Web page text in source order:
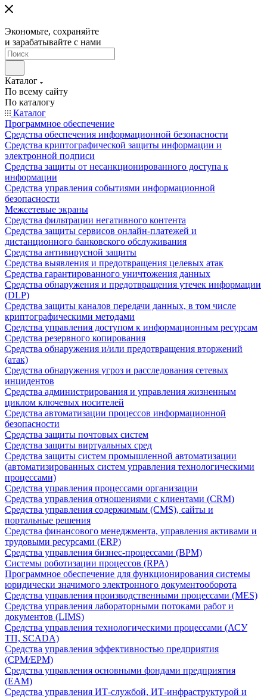
Экономьте, сохраняйте
и зарабатывайте с нами
Каталог
По всему сайту
По каталогу
Каталог
Программное обеспечение
Средства обеспечения информационной безопасности
Средства криптографической защиты информации и
электронной подписи
Средства защиты от несанкционированного доступа к
информации
Средства управления событиями информационной
безопасности
Межсетевые экраны
Средства фильтрации негативного контента
Средства защиты сервисов онлайн-платежей и
дистанционного банковского обслуживания
Средства антивирусной защиты
Средства выявления и предотвращения целевых атак
Средства гарантированного уничтожения данных
Средства обнаружения и предотвращения утечек информации
(DLP)
Средства защиты каналов передачи данных, в том числе
криптографическими методами
Средства управления доступом к информационным ресурсам
Средства резервного копирования
Средства обнаружения и/или предотвращения вторжений
(атак)
Средства обнаружения угроз и расследования сетевых
инцидентов
Средства администрирования и управления жизненным
циклом ключевых носителей
Средства автоматизации процессов информационной
безопасности
Средства защиты почтовых систем
Средства защиты виртуальных сред
Средства защиты систем промышленной автоматизации
(автоматизированных систем управления технологическими
процессами)
Средства управления процессами организации
Средства управления отношениями с клиентами (CRM)
Средства управления содержимым (CMS), сайты и
портальные решения
Средства финансового менеджмента, управления активами и
трудовыми ресурсами (ERP)
Средства управления бизнес-процессами (BPM)
Системы роботизации процессов (RPA)
Программное обеспечение для функционирования системы
юридически значимого электронного документооборота
Средства управления производственными процессами (MES)
Средства управления лабораторными потоками работ и
документов (LIMS)
Средства управления технологическими процессами (АСУ
ТП, SCADA)
Средства управления эффективностью предприятия
(CPM/EPM)
Средства управления основными фондами предприятия
(EAM)
Средства управления ИТ-службой, ИТ-инфраструктурой и